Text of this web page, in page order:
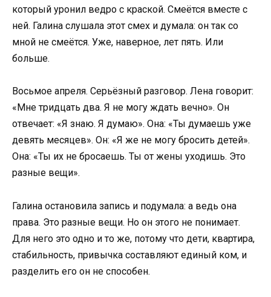
который уронил ведро с краской. Смеётся вместе с
ней. Галина слушала этот смех и думала: он так со
мной не смеётся. Уже, наверное, лет пять. Или
больше.
Восьмое апреля. Серьёзный разговор. Лена говорит:
«Мне тридцать два. Я не могу ждать вечно». Он
отвечает: «Я знаю. Я думаю». Она: «Ты думаешь уже
девять месяцев». Он: «Я же не могу бросить детей».
Она: «Ты их не бросаешь. Ты от жены уходишь. Это
разные вещи».
Галина остановила запись и подумала: а ведь она
права. Это разные вещи. Но он этого не понимает.
Для него это одно и то же, потому что дети, квартира,
стабильность, привычка составляют единый ком, и
разделить его он не способен.